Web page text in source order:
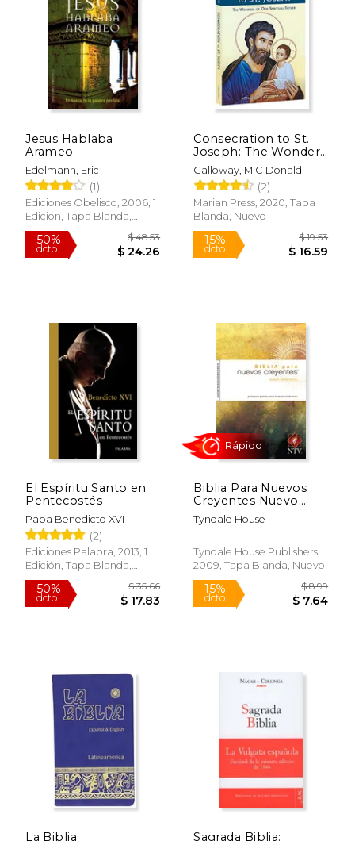
50%
dcto. $ 29.84
50%
dcto.
50%
$ 28.93
40%
dcto.
Jesus Hablaba
Arameo
Edelmann, Eric
(1)
Ediciones Obelisco, 2006, 1
Edición, Tapa Blanda,
Nuevo
50%
Consecration to St.
Joseph: The Wonders
of our Spiritual Father
(en Inglés)
Calloway, MIC Donald
(2)
Marian Press, 2020, Tapa
Blanda, Nuevo
15%
El Espíritu Santo en
Pentecostés
Papa Benedicto XVI
(2)
Ediciones Palabra, 2013, 1
Edición, Tapa Blanda,
Nuevo
Biblia Para Nuevos
Creyentes Nuevo
Testamento ntv
Tyndale House
Tyndale House Publishers,
2009, Tapa Blanda, Nuevo
La Biblia Sagrada Biblia: